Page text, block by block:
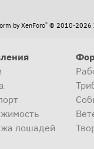
by XenForo® © 2010-2026
лошадей